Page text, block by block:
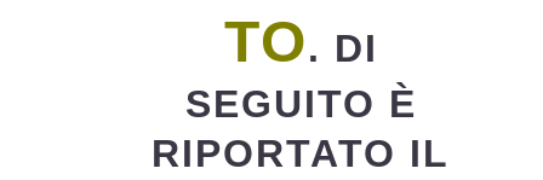
TO. DI
SEGUITO È
RIPORTATO IL